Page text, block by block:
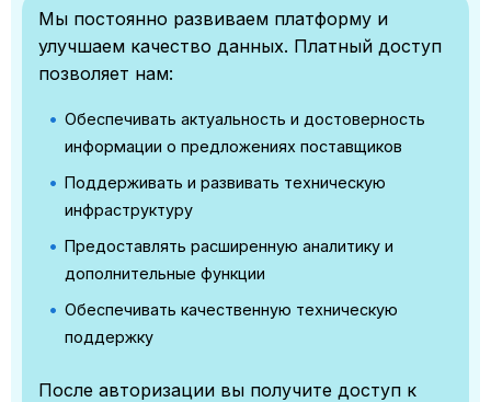
Мы постоянно развиваем платформу и
улучшаем качество данных. Платный доступ
позволяет нам:
Обеспечивать актуальность и достоверность
информации о предложениях поставщиков
Поддерживать и развивать техническую
инфраструктуру
Предоставлять расширенную аналитику и
дополнительные функции
Обеспечивать качественную техническую
поддержку
После авторизации вы получите доступ к